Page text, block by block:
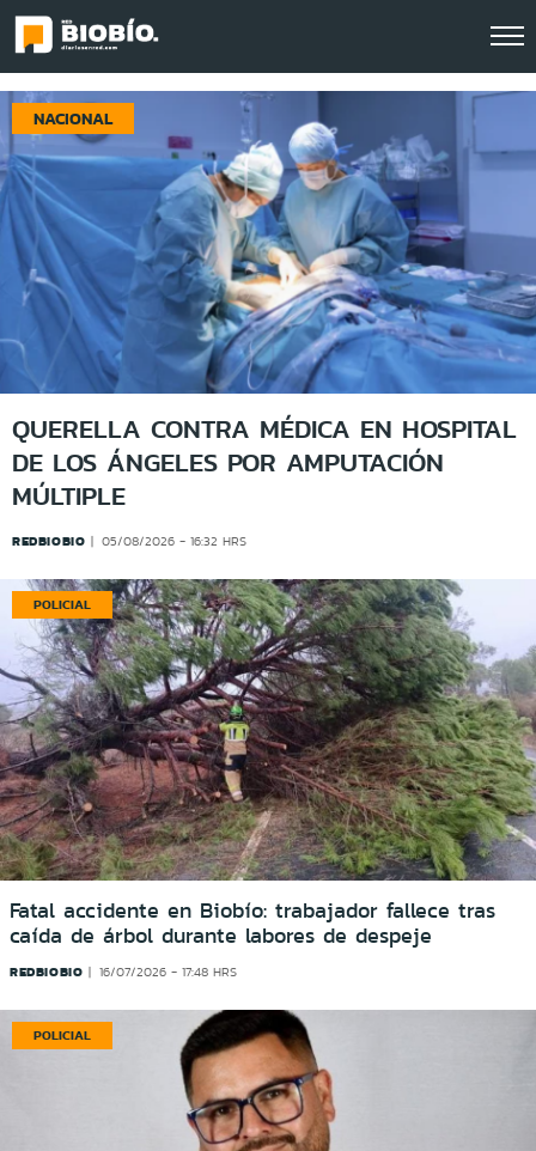
Click acá para ir directamente al contenido
POLICIAL
Fatal accidente en Biobío: trabajador fallece tras
caída de árbol durante labores de despeje
REDBIOBIO 16/07/2026 - 17:48 HRS
POLICIAL
NACIONAL
QUERELLA CONTRA MÉDICA EN HOSPITAL
DE LOS ÁNGELES POR AMPUTACIÓN
MÚLTIPLE
REDBIOBIO 05/08/2026 - 16:32 HRS